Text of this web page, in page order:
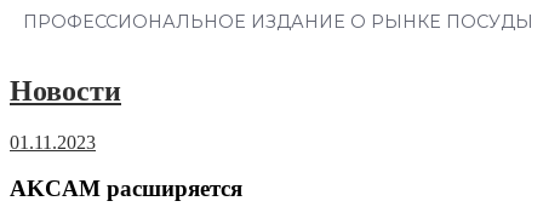
ПРОФЕССИОНАЛЬНОЕ ИЗДАНИЕ О РЫНКЕ ПОСУДЫ
Новости
01.11.2023
AKCAM расширяется